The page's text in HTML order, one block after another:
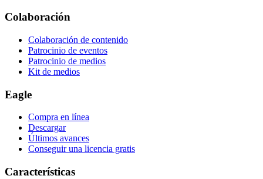
Colaboración
Colaboración de contenido
Patrocinio de eventos
Patrocinio de medios
Kit de medios
Eagle
Compra en línea
Descargar
Últimos avances
Conseguir una licencia gratis
Características